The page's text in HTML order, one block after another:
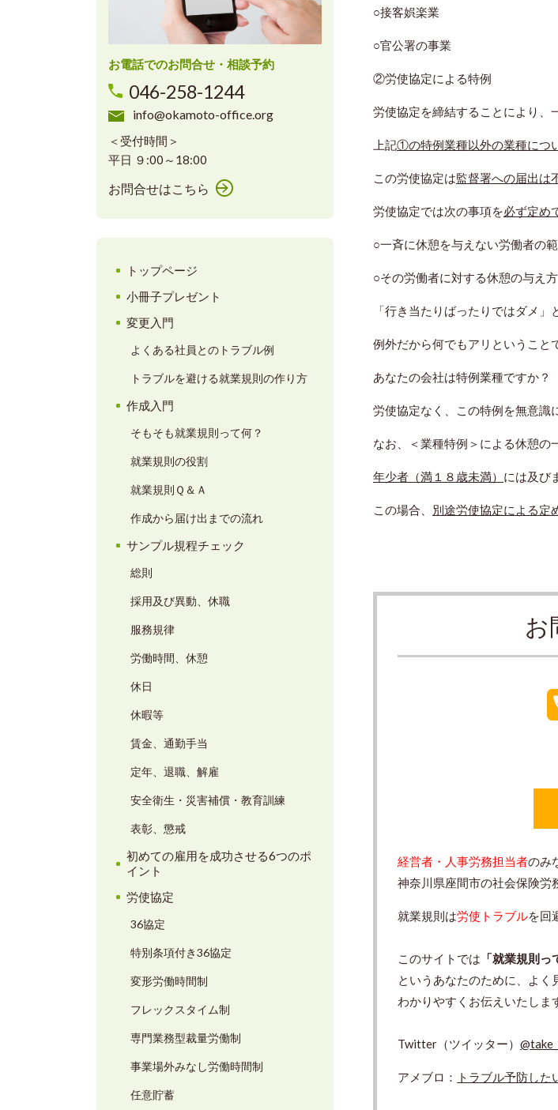
○接客娯楽業
○官公署の事業
②労使協定による特例
労使協定を締結することにより、
上記①の特例業種以外の業種につ
この労使協定は監督署への届出は
労使協定では次の事項を必ず定め
○一斉に休憩を与えない労働者の
○その労働者に対する休憩の与え方
「行き当たりばったりではダメ」
例外だから何でもアリということ
あなたの会社は特例業種ですか？
労使協定なく、この特例を無意識
なお、＜業種特例＞による休憩の
年少者（満１８歳未満） には及び
この場合、 別途労使協定による定
お
経営者・人事労務担当者のみ
神奈川県座間市の社会保険労
就業規則は労使トラブルを回
このサイトでは 「就業規則
というあなたのために、よく
わかりやすくお伝えいたしま
Twitter（ツイッター）
アメブロ： トラブル予防し
お電話でのお問合せ・相談予約
046-258-1244
info@okamoto-office.org
＜受付時間＞
平日 ９:00～18:00
お問合せはこちら
トップページ
小冊子プレゼント
変更入門
よくある社員とのトラブル例
トラブルを避ける就業規則の作り方
作成入門
そもそも就業規則って何？
就業規則の役割
就業規則Ｑ＆Ａ
作成から届け出までの流れ
サンプル規程チェック
総則
採用及び異動、休職
服務規律
労働時間、休憩
休日
休暇等
賃金、通勤手当
定年、退職、解雇
安全衛生・災害補償・教育訓練
表彰、懲戒
初めての雇用を成功させる6つのポ
イント
労使協定
36協定
特別条項付き36協定
変形労働時間制
フレックスタイム制
専門業務型裁量労働制
事業場外みなし労働時間制
任意貯蓄